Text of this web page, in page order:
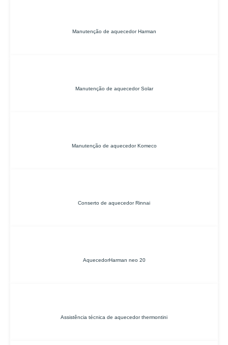
Manutenção de aquecedor Harman
Manutenção de aquecedor Solar
Manutenção de aquecedor Komeco
Conserto de aquecedor Rinnai
AquecedorHarman neo 20
Assistência técnica de aquecedor thermontini